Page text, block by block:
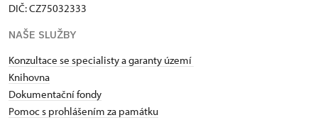
DIČ: CZ75032333
NAŠE SLUŽBY
Konzultace se specialisty a garanty území
Knihovna
Dokumentační fondy
Pomoc s prohlášením za památku